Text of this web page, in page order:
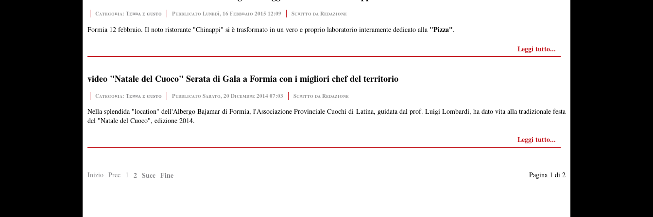
Categoria: Terra e gusto Pubblicato Lunedì, 16 Febbraio 2015 12:09 Scritto da Redazione
Formia 12 febbraio. Il noto ristorante "Chinappi" si è trasformato in un vero e proprio laboratorio interamente dedicato alla "Pizza".
Leggi tutto...
video "Natale del Cuoco" Serata di Gala a Formia con i migliori chef del territorio
Categoria: Terra e gusto Pubblicato Sabato, 20 Dicembre 2014 07:03 Scritto da Redazione
Nella splendida "location" dell'Albergo Bajamar di Formia, l'Associazione Provinciale Cuochi di Latina, guidata dal prof. Luigi Lombardi, ha dato vita alla tradizionale festa
del "Natale del Cuoco", edizione 2014.
Leggi tutto...
Pagina 1 di 2
Inizio Prec 1 2 Succ Fine